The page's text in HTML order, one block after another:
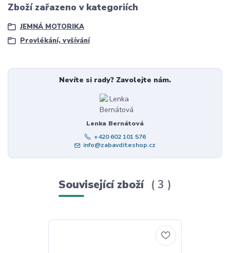
Zboží zařazeno v kategoriích
JEMNÁ MOTORIKA
Provlékání, vyšívání
Nevíte si rady? Zavolejte nám.
Lenka Bernátová
+420 602 101 576
info@zabavditeshop.cz
Související zboží 3